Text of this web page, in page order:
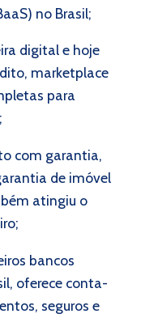
no Brasil;
digital e hoje
marketplace
para
com garantia,
de imóvel
atingiu o
bancos
oferece conta-
seguros e